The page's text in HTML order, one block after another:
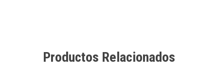
Productos Relacionados